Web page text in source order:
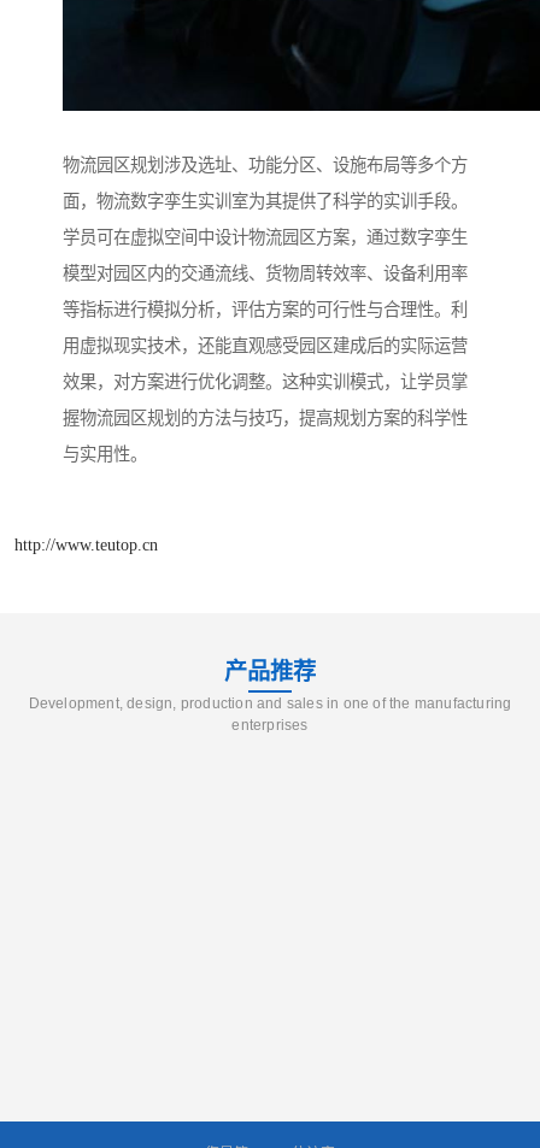
物流园区规划涉及选址、功能分区、设施布局等多个方
面，物流数字孪生实训室为其提供了科学的实训手段。
学员可在虚拟空间中设计物流园区方案，通过数字孪生
模型对园区内的交通流线、货物周转效率、设备利用率
等指标进行模拟分析，评估方案的可行性与合理性。利
用虚拟现实技术，还能直观感受园区建成后的实际运营
效果，对方案进行优化调整。这种实训模式，让学员掌
握物流园区规划的方法与技巧，提高规划方案的科学性
与实用性。
http://www.teutop.cn
产品推荐
Development, design, production and sales in one of the manufacturing
enterprises